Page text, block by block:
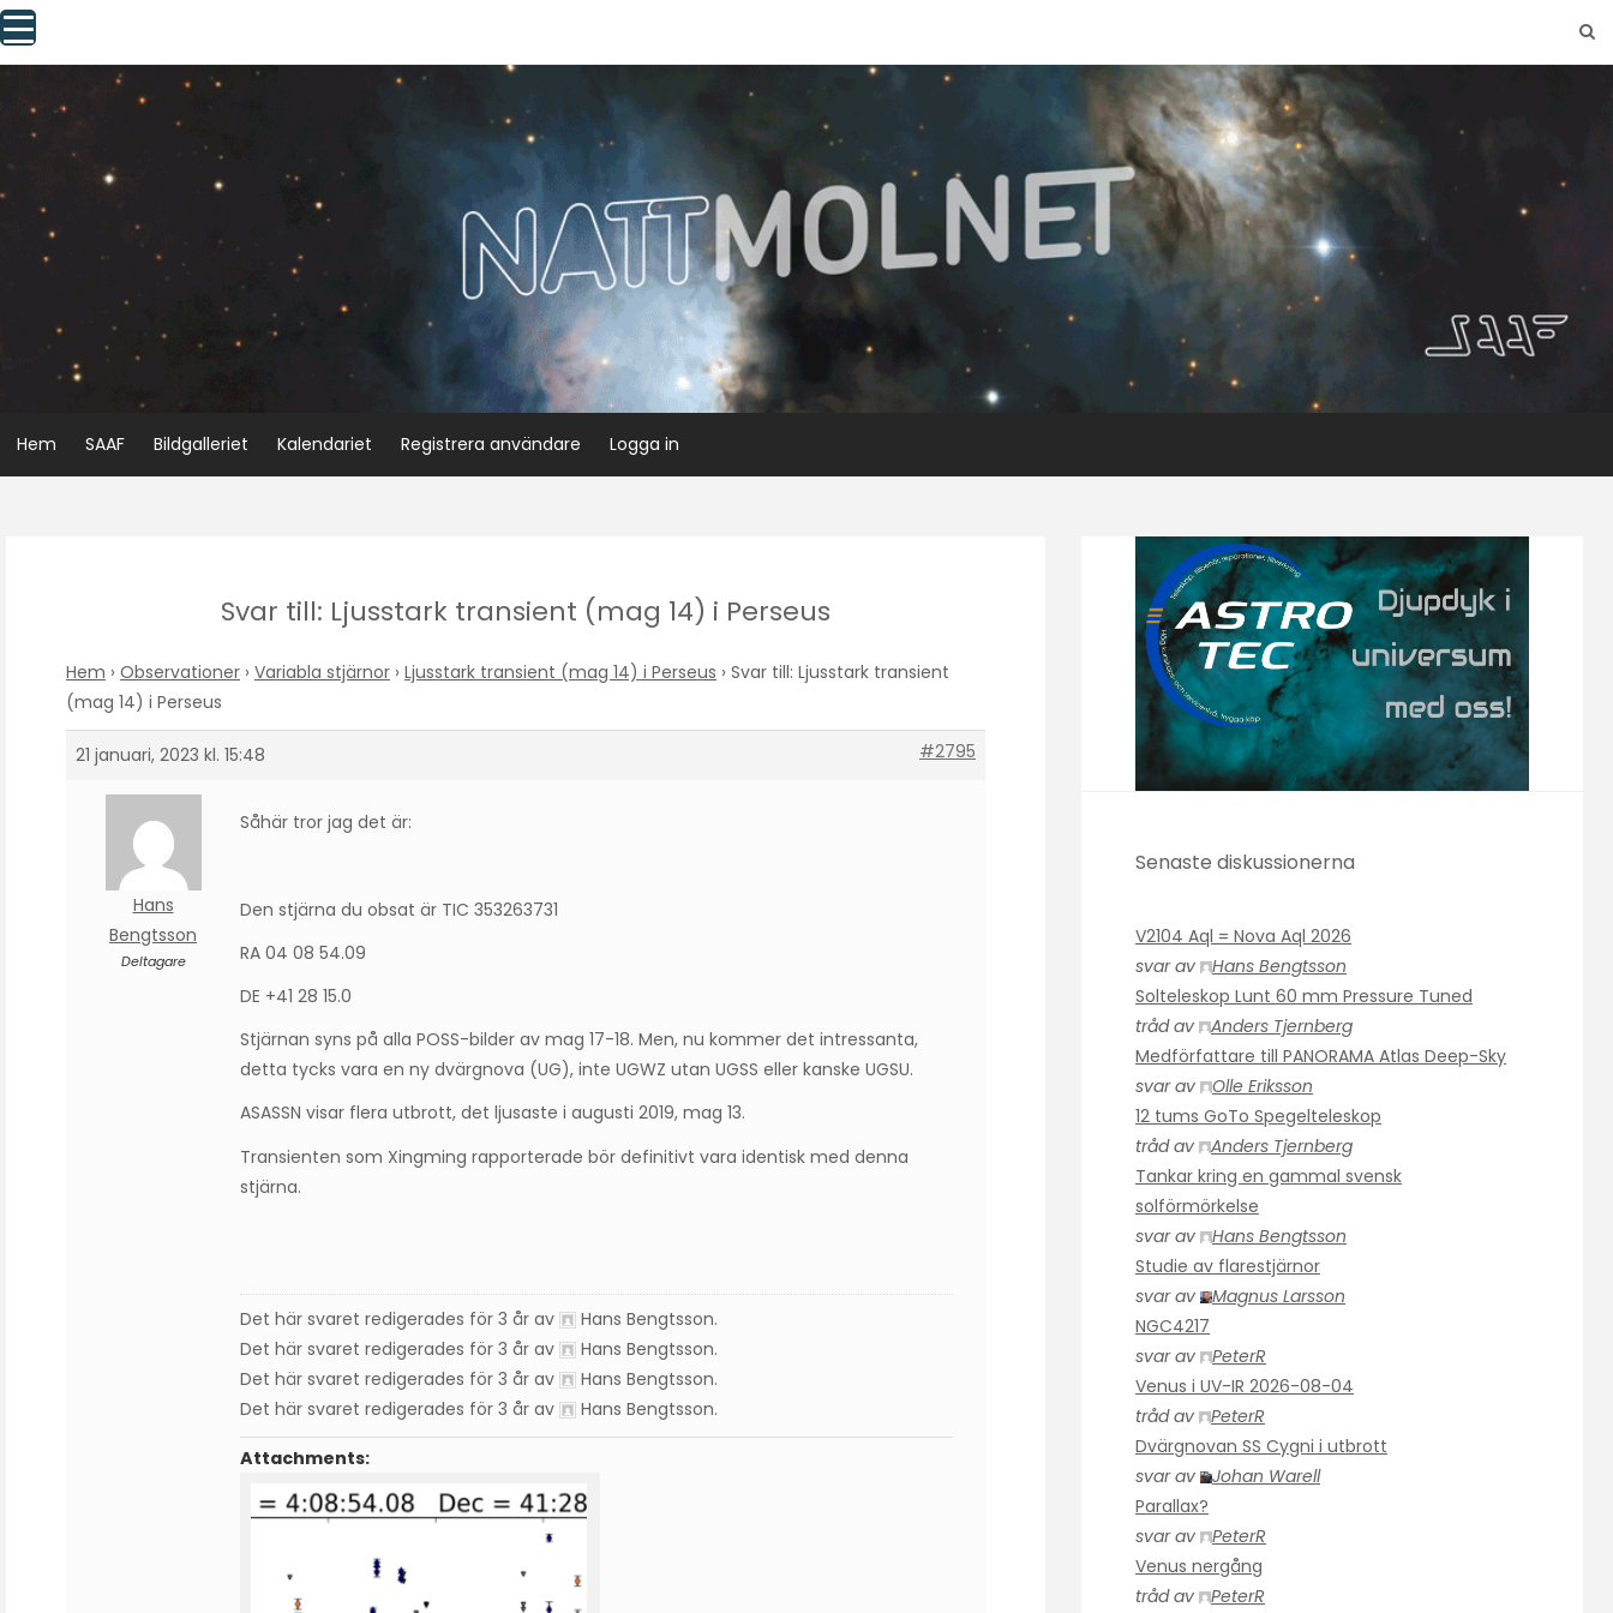
Skip
to
content
Hem SAAF Bildgalleriet Kalendariet Registrera användare Logga in
Svar till: Ljusstark transient (mag 14) i Perseus
Hem › Observationer › Variabla stjärnor › Ljusstark transient (mag 14) i Perseus › Svar till: Ljusstark transient
(mag 14) i Perseus
21 januari, 2023 kl. 15:48 #2795
Hans
Bengtsson
Deltagare
Såhär tror jag det är:
Den stjärna du obsat är TIC 353263731
RA 04 08 54.09
DE +41 28 15.0
Stjärnan syns på alla POSS-bilder av mag 17-18. Men, nu kommer det intressanta,
detta tycks vara en ny dvärgnova (UG), inte UGWZ utan UGSS eller kanske UGSU.
ASASSN visar flera utbrott, det ljusaste i augusti 2019, mag 13.
Transienten som Xingming rapporterade bör definitivt vara identisk med denna
stjärna.
Det här svaret redigerades för 3 år av Hans Bengtsson.
Det här svaret redigerades för 3 år av
Hans Bengtsson.
Det här svaret redigerades för 3 år av
Hans Bengtsson.
Det här svaret redigerades för 3 år av
Hans Bengtsson.
Attachments:
Senaste diskussionerna
V2104 Aql = Nova Aql 2026
svar av
Hans Bengtsson
Solteleskop Lunt 60 mm Pressure Tuned
tråd av
Anders Tjernberg
Medförfattare till PANORAMA Atlas Deep-Sky
svar av
Olle Eriksson
12 tums GoTo Spegelteleskop
tråd av
Anders Tjernberg
Tankar kring en gammal svensk
solförmörkelse
svar av
Hans Bengtsson
Studie av flarestjärnor
svar av
Magnus Larsson
NGC4217
svar av
PeterR
Venus i UV-IR 2026-08-04
tråd av
PeterR
Dvärgnovan SS Cygni i utbrott
svar av
Johan Warell
Parallax?
svar av
PeterR
Venus nergång
tråd av
PeterR